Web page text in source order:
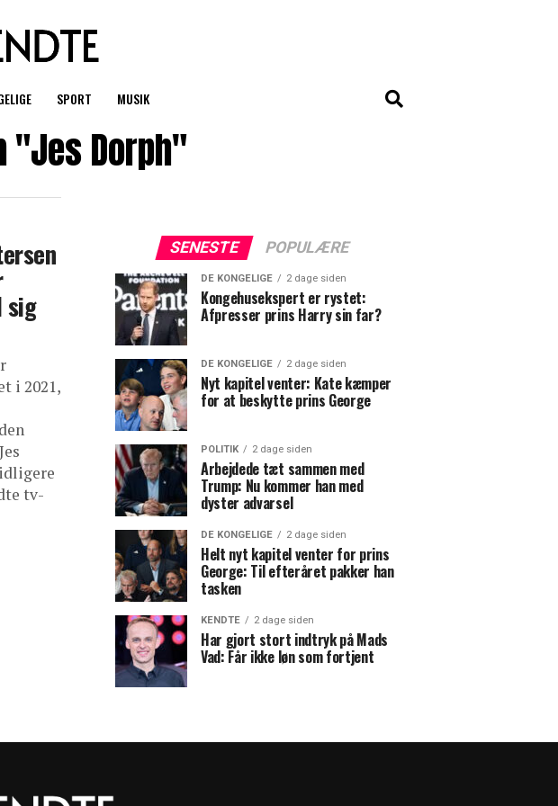
SPORT MUSIK
"Jes Dorph"
sig
i 2021,
tv-
SENESTE POPULÆRE
DE KONGELIGE 2 dage siden
Kongehusekspert er rystet:
Afpresser prins Harry sin far?
DE KONGELIGE 2 dage siden
Nyt kapitel venter: Kate kæmper
for at beskytte prins George
POLITIK 2 dage siden
Arbejdede tæt sammen med
Trump: Nu kommer han med
dyster advarsel
DE KONGELIGE 2 dage siden
Helt nyt kapitel venter for prins
George: Til efteråret pakker han
tasken
KENDTE 2 dage siden
Har gjort stort indtryk på Mads
Vad: Får ikke løn som fortjent